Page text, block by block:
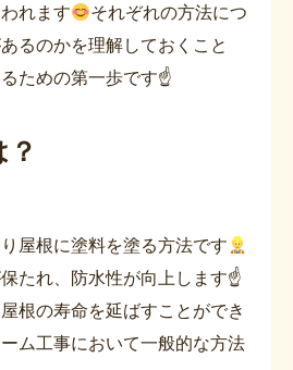
れます
それぞれの方法につ
るのかを理解しておくこと
ための第一歩です☝
屋根に塗料を塗る方法です
たれ、防水性が向上します☝
根の寿命を延ばすことができ
ム工事において一般的な方法